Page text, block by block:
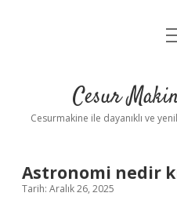
Cesur
Cesurmakine ile dayanıklı ve
Astronomi nedir
Tarih: Aralık 26, 2025